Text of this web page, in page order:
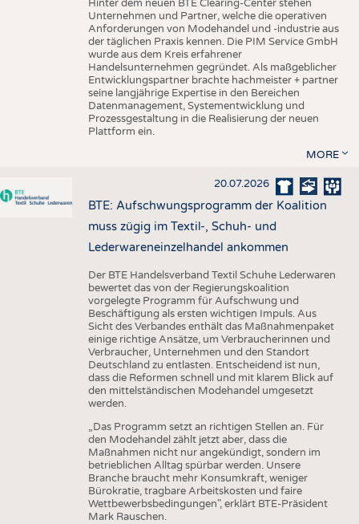
Hinter dem neuen BTE Clearing-Center stehen
Unternehmen und Partner, welche die operativen
Anforderungen von Modehandel und -industrie aus
der täglichen Praxis kennen. Die PIM Service GmbH
wurde aus dem Kreis erfahrener
Handelsunternehmen gegründet. Als maßgeblicher
Entwicklungspartner brachte hachmeister + partner
seine langjährige Expertise in den Bereichen
Datenmanagement, Systementwicklung und
Prozessgestaltung in die Realisierung der neuen
Plattform ein.
MORE
20.07.2026
BTE: Aufschwungsprogramm der Koalition
muss zügig im Textil-, Schuh- und
Lederwareneinzelhandel ankommen
Der BTE Handelsverband Textil Schuhe Lederwaren
bewertet das von der Regierungskoalition
vorgelegte Programm für Aufschwung und
Beschäftigung als ersten wichtigen Impuls. Aus
Sicht des Verbandes enthält das Maßnahmenpaket
einige richtige Ansätze, um Verbraucherinnen und
Verbraucher, Unternehmen und den Standort
Deutschland zu entlasten. Entscheidend ist nun,
dass die Reformen schnell und mit klarem Blick auf
den mittelständischen Modehandel umgesetzt
werden.
„Das Programm setzt an richtigen Stellen an. Für
den Modehandel zählt jetzt aber, dass die
Maßnahmen nicht nur angekündigt, sondern im
betrieblichen Alltag spürbar werden. Unsere
Branche braucht mehr Konsumkraft, weniger
Bürokratie, tragbare Arbeitskosten und faire
Wettbewerbsbedingungen", erklärt BTE-Präsident
Mark Rauschen.